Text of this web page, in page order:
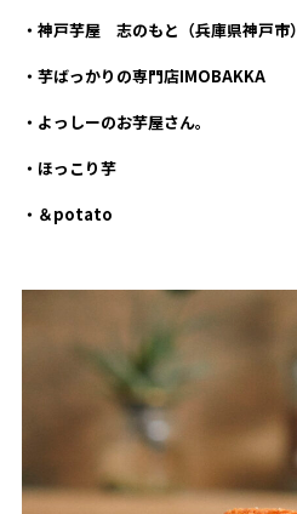
・神戸芋屋 志のもと（兵庫県神戸市）
・芋ばっかりの専門店IMOBAKKA
・よっしーのお芋屋さん。
・ほっこり芋
・＆potato